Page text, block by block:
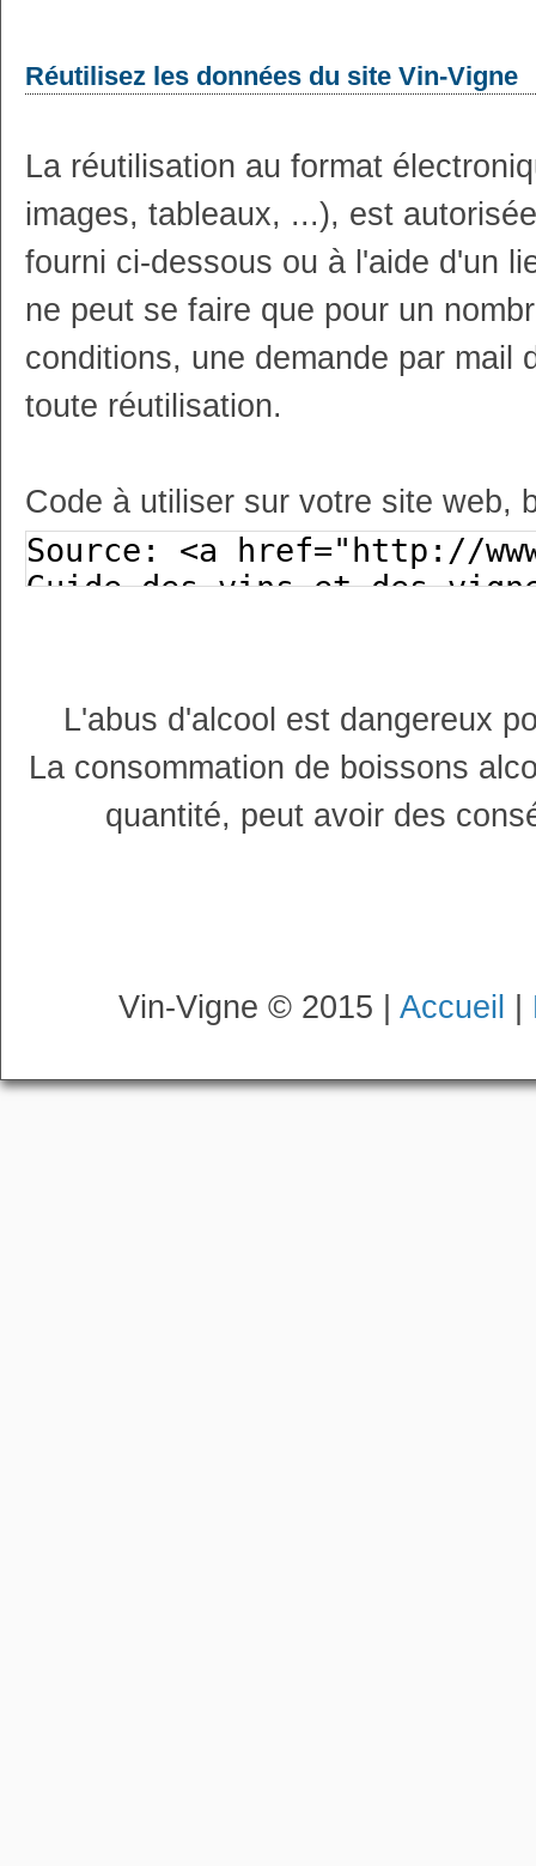
Réutilisez les données du site Vin-Vigne
La réutilisation au format
images, tableaux, ...), est
fourni ci-dessous ou à l'aide d'un
ne peut se faire que pour un
conditions, une demande par mail
toute réutilisation.
Code à utiliser sur votre site web,
L'abus d'alcool est dangereux
La consommation de boissons
quantité, peut avoir des
Vin-Vigne © 2015 | Accueil